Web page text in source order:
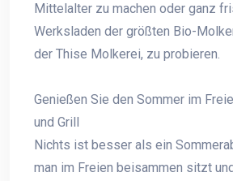
Mittelalter zu machen oder ganz
Werksladen der größten Bio-
der Thise Molkerei, zu probieren.
Genießen Sie den Sommer im
und Grill
Nichts ist besser als ein
man im Freien beisammen sitzt